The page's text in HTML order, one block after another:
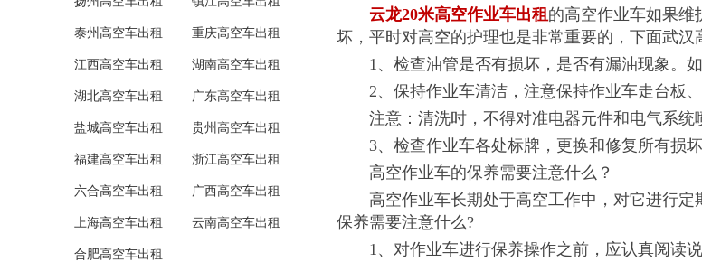
泰州高空车出租 重庆高空车出租
江西高空车出租 湖南高空车出租
湖北高空车出租 广东高空车出租
盐城高空车出租 贵州高空车出租
福建高空车出租 浙江高空车出租
六合高空车出租 广西高空车出租
上海高空车出租 云南高空车出租
合肥高空车出租
云龙20米高空作业车出租的高空作业车如果维
坏，平时对高空的护理也是非常重要的，下面武
1、检查油管是否有损坏，是否有漏油现象。如
2、保持作业车清洁，注意保持作业车走台板、
注意：清洗时，不得对准电器元件和电气系统
3、检查作业车各处标牌，更换和修复所有损坏
高空作业车的保养需要注意什么？
高空作业车长期处于高空工作中，对它进行定
保养需要注意什么?
1、对作业车进行保养操作之前，应认真阅读说